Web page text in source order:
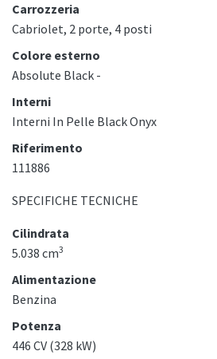
Carrozzeria
Cabriolet, 2 porte, 4 posti
Colore esterno
Absolute Black -
Interni
Interni In Pelle Black Onyx
Riferimento
111886
SPECIFICHE TECNICHE
Cilindrata
5.038 cm3
Alimentazione
Benzina
Potenza
446 CV (328 kW)